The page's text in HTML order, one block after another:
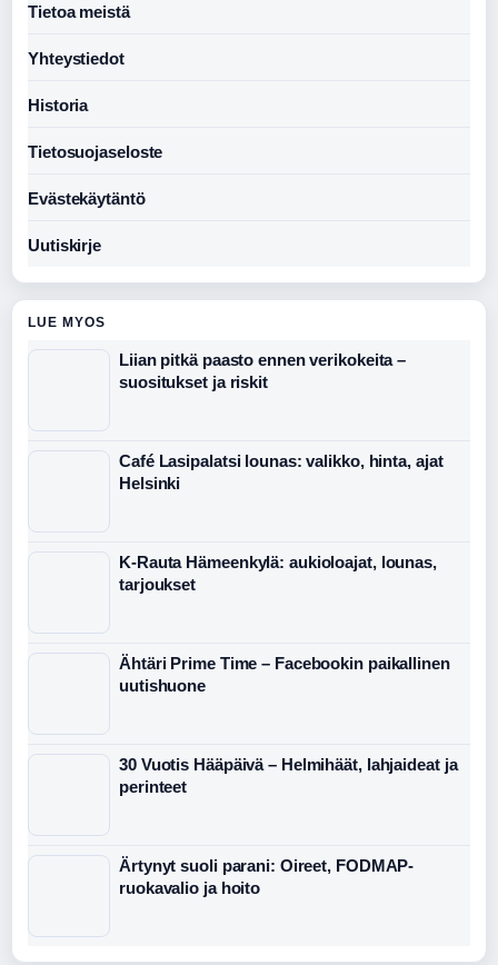
Tietoa meistä
Yhteystiedot
Historia
Tietosuojaseloste
Evästekäytäntö
Uutiskirje
LUE MYOS
Liian pitkä paasto ennen verikokeita –
suositukset ja riskit
Café Lasipalatsi lounas: valikko, hinta, ajat
Helsinki
K-Rauta Hämeenkylä: aukioloajat, lounas,
tarjoukset
Ähtäri Prime Time – Facebookin paikallinen
uutishuone
30 Vuotis Hääpäivä – Helmihäät, lahjaideat ja
perinteet
Ärtynyt suoli parani: Oireet, FODMAP-
ruokavalio ja hoito